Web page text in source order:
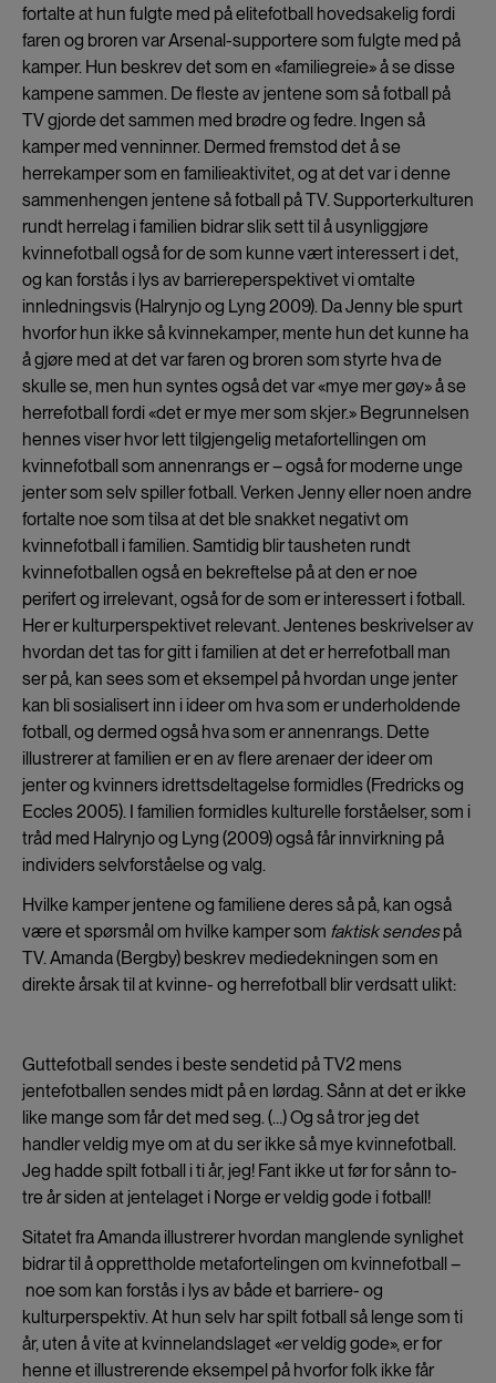
fortalte at hun fulgte med på elitefotball hovedsakelig fordi
faren og broren var Arsenal-supportere som fulgte med på
kamper. Hun beskrev det som en «familiegreie» å se disse
kampene sammen. De fleste av jentene som så fotball på
TV gjorde det sammen med brødre og fedre. Ingen så
kamper med venninner. Dermed fremstod det å se
herrekamper som en familieaktivitet, og at det var i denne
sammenhengen jentene så fotball på TV. Supporterkulturen
rundt herrelag i familien bidrar slik sett til å usynliggjøre
kvinnefotball også for de som kunne vært interessert i det,
og kan forstås i lys av barriereperspektivet vi omtalte
innledningsvis (Halrynjo og Lyng 2009). Da Jenny ble spurt
hvorfor hun ikke så kvinnekamper, mente hun det kunne ha
å gjøre med at det var faren og broren som styrte hva de
skulle se, men hun syntes også det var «mye mer gøy» å se
herrefotball fordi «det er mye mer som skjer.» Begrunnelsen
hennes viser hvor lett tilgjengelig metafortellingen om
kvinnefotball som annenrangs er – også for moderne unge
jenter som selv spiller fotball. Verken Jenny eller noen andre
fortalte noe som tilsa at det ble snakket negativt om
kvinnefotball i familien. Samtidig blir tausheten rundt
kvinnefotballen også en bekreftelse på at den er noe
perifert og irrelevant, også for de som er interessert i fotball.
Her er kulturperspektivet relevant. Jentenes beskrivelser av
hvordan det tas for gitt i familien at det er herrefotball man
ser på, kan sees som et eksempel på hvordan unge jenter
kan bli sosialisert inn i ideer om hva som er underholdende
fotball, og dermed også hva som er annenrangs. Dette
illustrerer at familien er en av flere arenaer der ideer om
jenter og kvinners idrettsdeltagelse formidles (Fredricks og
Eccles 2005). I familien formidles kulturelle forståelser, som i
tråd med Halrynjo og Lyng (2009) også får innvirkning på
individers selvforståelse og valg.
Hvilke kamper jentene og familiene deres så på, kan også
være et spørsmål om hvilke kamper som faktisk sendespå
TV. Amanda (Bergby) beskrev mediedekningen som en
direkte årsak til at kvinne- og herrefotball blir verdsatt ulikt:
Guttefotball sendes i beste sendetid på TV2 mens
jentefotballen sendes midt på en lørdag. Sånn at det er ikke
like mange som får det med seg. (…) Og så tror jeg det
handler veldig mye om at du ser ikke så mye kvinnefotball.
Jeg hadde spilt fotball i ti år, jeg! Fant ikke ut før for sånn to-
tre år siden at jentelaget i Norge er veldig gode i fotball!
Sitatet fra Amanda illustrerer hvordan manglende synlighet
bidrar til å opprettholde metafortelingen om kvinnefotball –
noe som kan forstås i lys av både et barriere- og
kulturperspektiv. At hun selv har spilt fotball så lenge som ti
år, uten å vite at kvinnelandslaget «er veldig gode», er for
henne et illustrerende eksempel på hvorfor folk ikke får